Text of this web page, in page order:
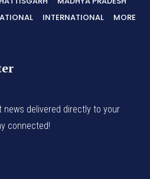
INTERNATIONAL MORE
news delivered directly to your
connected!